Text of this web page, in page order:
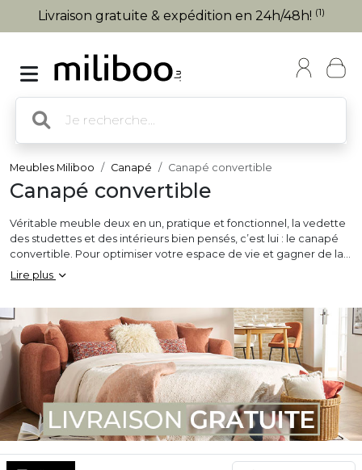
Livraison gratuite & expédition en 24h/48h! (1)
Meubles Miliboo Canapé Canapé convertible
Canapé convertible
Véritable meuble deux en un, pratique et fonctionnel, la vedette
des studettes et des intérieurs bien pensés, c’est lui : le canapé
convertible. Pour optimiser votre espace de vie et gagner de la
place au quotidien, pour passer des soirées conviviales et
accueillir vos proches après le dîner, assise confortable ou
transforme en un clin d’œil au gré de vos besoins. Accueillant
canapéle jour, couchage pour 1 à 2 personnes la nuit, de quoi
ravir les petites pièces de vie. Dans une chambre d’amis, un
bureau ou un salon, faites votre choix parmi notre sélection de
canapés d’angle convertibles, clic-clac et canapé BZ, aussi
confortables que design. Pliez-dépliez et profitez en toute
quiétude grâce à un de nos canapés lits confortables !
Lire plus